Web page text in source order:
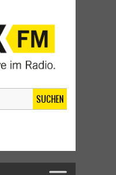
SUCHEN